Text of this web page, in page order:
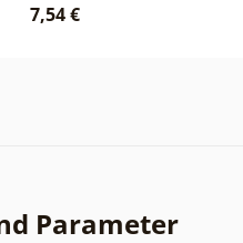
7,54 €
Parameter